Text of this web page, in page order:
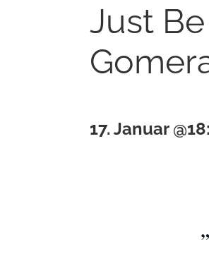
Just
17. Januar